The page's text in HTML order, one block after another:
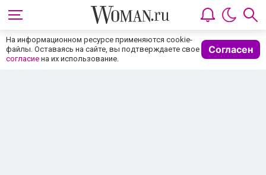
На информационном ресурсе применяются cookie-
файлы. Оставаясь на сайте, вы подтверждаете свое
согласие на их использование.
Согласен